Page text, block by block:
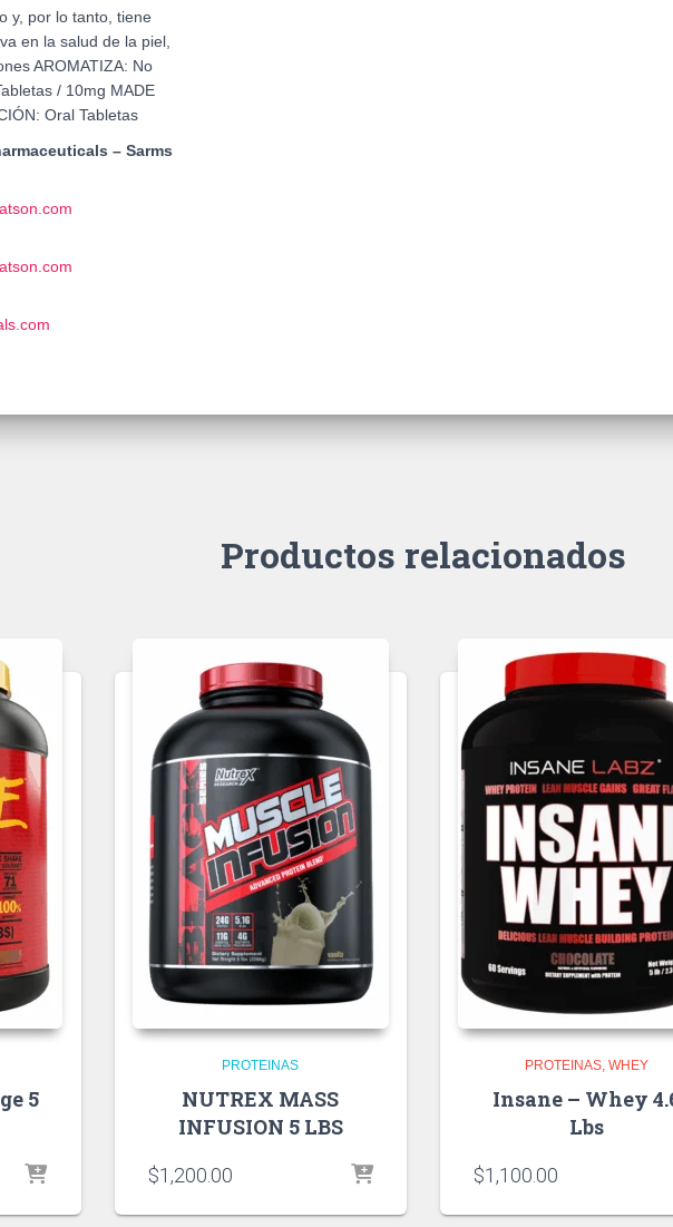
– Sarms
Productos relacionados
5
PROTEINAS
NUTREX MASS
INFUSION 5 LBS
$1,200.00
PROTEINAS WHEY
Insane – Whey
Lbs
$1,100.00